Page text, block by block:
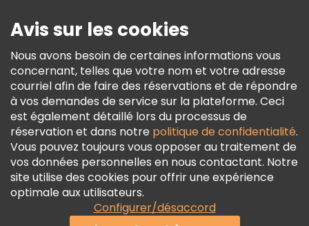
Conditions Générales Et Mentions Légales
Politique En Matière De Cookies
Freetour Prix
Programme De Fidélité
Avis sur les cookies
Nous avons besoin de certaines informations vous
concernant, telles que votre nom et votre adresse
courriel afin de faire des réservations et de répondre
à vos demandes de service sur la plateforme. Ceci
est également détaillé lors du processus de
réservation et dans notre politique de confidentialité.
Vous pouvez toujours vous opposer au traitement de
vos données personnelles en nous contactant. Notre
site utilise des cookies pour offrir une expérience
optimale aux utilisateurs.
Configurer/désaccord